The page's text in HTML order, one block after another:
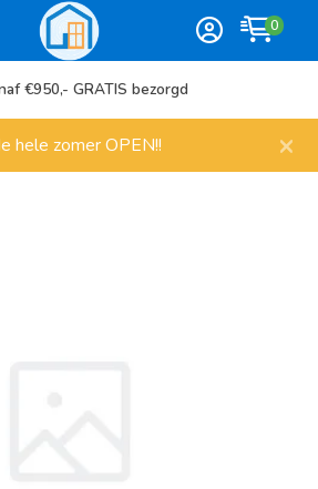
0
€950,- GRATIS bezorgd
hele zomer OPEN!! ×